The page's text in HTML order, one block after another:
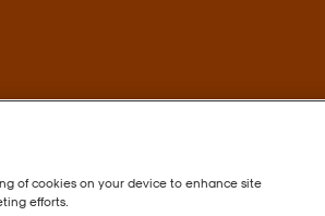
tuote:
Judo
of cookies on your device to enhance site
efforts.